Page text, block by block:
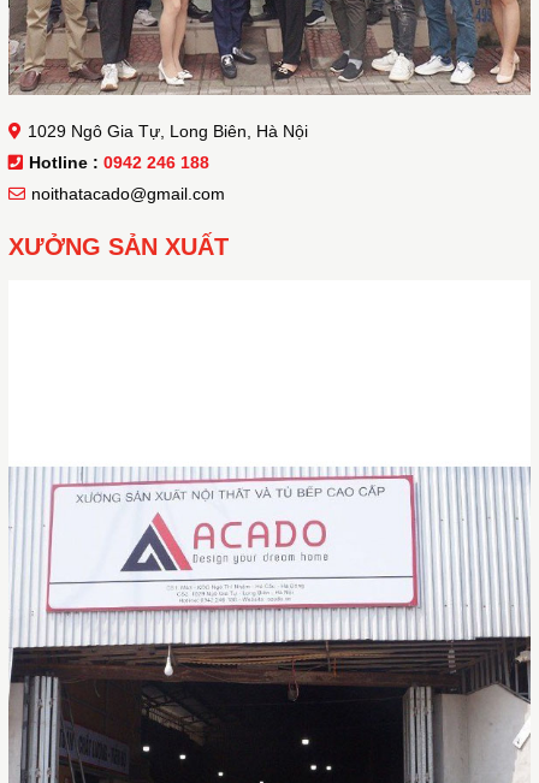
1029 Ngô Gia Tự, Long Biên, Hà Nội
Hotline : 0942 246 188
noithatacado@gmail.com
XƯỞNG SẢN XUẤT